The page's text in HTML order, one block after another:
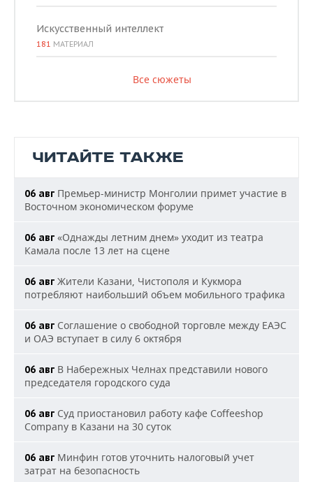
Искусственный интеллект
181 МАТЕРИАЛ
Все сюжеты
ЧИТАЙТЕ ТАКЖЕ
06 авг Премьер-министр Монголии примет участие в
Восточном экономическом форуме
06 авг «Однажды летним днем» уходит из театра
Камала после 13 лет на сцене
06 авг Жители Казани, Чистополя и Кукмора
потребляют наибольший объем мобильного трафика
06 авг Соглашение о свободной торговле между ЕАЭС
и ОАЭ вступает в силу 6 октября
06 авг В Набережных Челнах представили нового
председателя городского суда
06 авг Суд приостановил работу кафе Coffeeshop
Company в Казани на 30 суток
06 авг Минфин готов уточнить налоговый учет
затрат на безопасность